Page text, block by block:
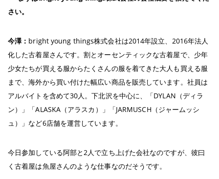
さい。
今澤： bright young things株式会社は2014年設立、2016年法人
化した古着屋さんです。割とオーセンティックな古着屋で、少年
少女たちが買える服からたくさんの服を着てきた大人も買える服
まで、海外から買い付けた幅広い商品を販売しています。社員は
アルバイトを含めて30人。下北沢を中心に、「DYLAN（ディラ
ン）」「ALASKA（アラスカ）」「JARMUSCH（ジャームッシ
ュ）」など6店舗を運営しています。
今日参加している阿部と2人で立ち上げた会社なのですが、彼曰
く古着屋は魚屋さんのような仕事なのだそうです。